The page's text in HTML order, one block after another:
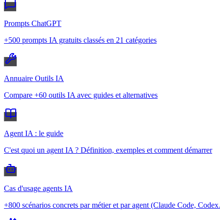
Prompts ChatGPT
+500 prompts IA gratuits classés en 21 catégories
Annuaire Outils IA
Compare +60 outils IA avec guides et alternatives
Agent IA : le guide
C'est quoi un agent IA ? Définition, exemples et comment démarrer
Cas d'usage agents IA
+800 scénarios concrets par métier et par agent (Claude Code,